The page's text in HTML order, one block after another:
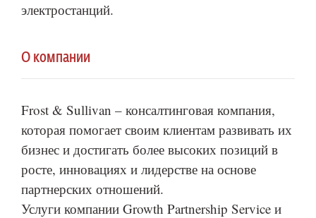
электростанций.
О компании
Frost & Sullivan – консалтинговая компания,
которая помогает своим клиентам развивать их
бизнес и достигать более высоких позиций в
росте, инновациях и лидерстве на основе
партнерских отношений.
Услуги компании Growth Partnership Service и